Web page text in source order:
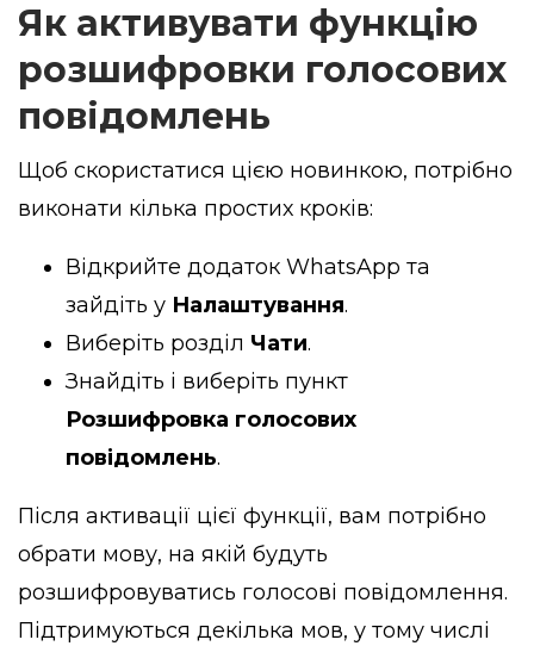
Як активувати функцію
розшифровки голосових
повідомлень
Щоб скористатися цією новинкою, потрібно
виконати кілька простих кроків:
Відкрийте додаток WhatsApp та
зайдіть у Налаштування.
Виберіть розділ Чати.
Знайдіть і виберіть пункт
Розшифровка голосових
повідомлень.
Після активації цієї функції, вам потрібно
обрати мову, на якій будуть
розшифровуватись голосові повідомлення.
Підтримуються декілька мов, у тому числі